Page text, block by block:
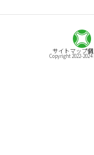
サイトマップ
Copyright 2022-2024